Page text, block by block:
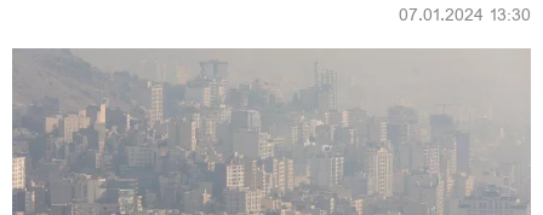
13:30 07.01.2024